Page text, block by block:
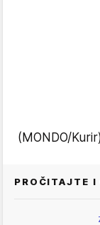
(MONDO/
PROČITAJTE I